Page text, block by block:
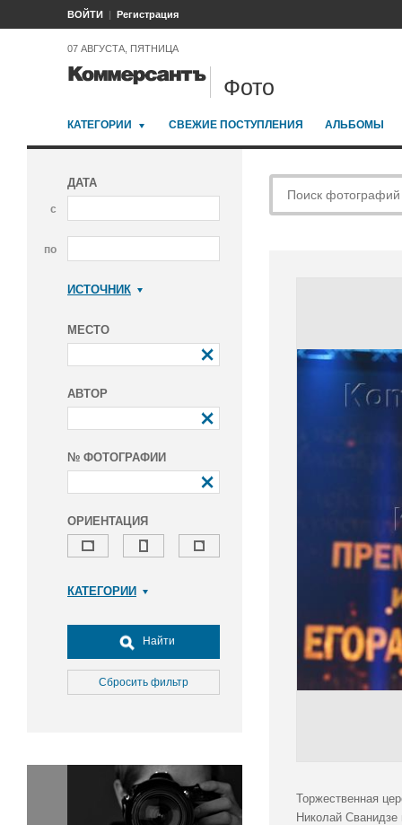
ВОЙТИ Регистрация
07 АВГУСТА, ПЯТНИЦА
Фото
КАТЕГОРИИ СВЕЖИЕ ПОСТУПЛЕНИЯ АЛЬБОМЫ
ДАТА
с
по
ИСТОЧНИК
МЕСТО
АВТОР
№ ФОТОГРАФИИ
ОРИЕНТАЦИЯ
КАТЕГОРИИ
Досуг, туризм и отдых
Культура
Медицина
Окружающая среда
Политика
Правосудие
Найти
Сбросить фильтр
Торжественная
Николай